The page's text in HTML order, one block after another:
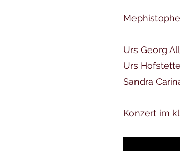
Urs Georg
Urs
Sandra
Konzert im